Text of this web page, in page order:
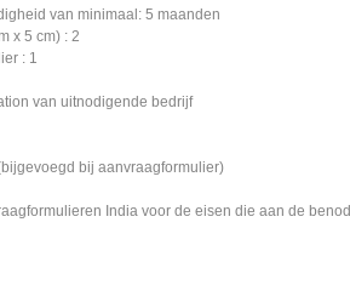
van minimaal: 5 maanden
x 5 cm) : 2
: 1
van uitnodigende bedrijf
bij aanvraagformulier)
India voor de eisen die aan de